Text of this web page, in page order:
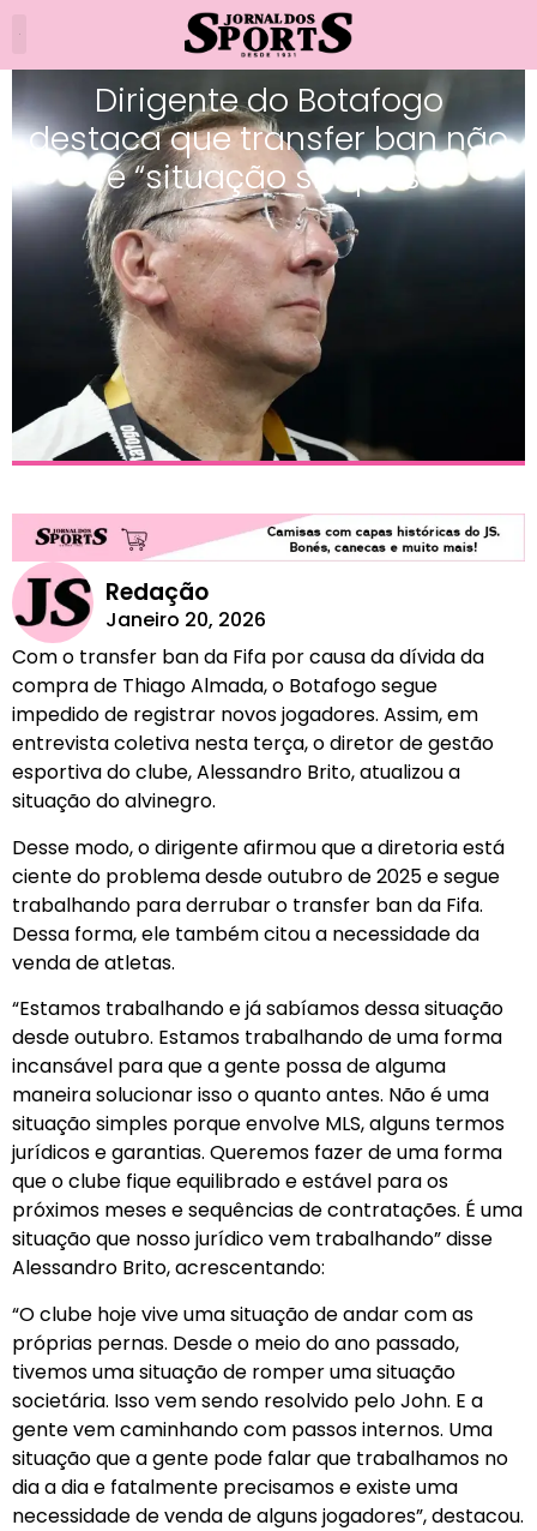
Dirigente do Botafogo
destaca que transfer ban não
é “situação simples”
Redação
Janeiro 20, 2026
Com o transfer ban da Fifa por causa da dívida da
compra de Thiago Almada, o Botafogo segue
impedido de registrar novos jogadores. Assim, em
entrevista coletiva nesta terça, o diretor de gestão
esportiva do clube, Alessandro Brito, atualizou a
situação do alvinegro.
Desse modo, o dirigente afirmou que a diretoria está
ciente do problema desde outubro de 2025 e segue
trabalhando para derrubar o transfer ban da Fifa.
Dessa forma, ele também citou a necessidade da
venda de atletas.
“Estamos trabalhando e já sabíamos dessa situação
desde outubro. Estamos trabalhando de uma forma
incansável para que a gente possa de alguma
maneira solucionar isso o quanto antes. Não é uma
situação simples porque envolve MLS, alguns termos
jurídicos e garantias. Queremos fazer de uma forma
que o clube fique equilibrado e estável para os
próximos meses e sequências de contratações. É uma
situação que nosso jurídico vem trabalhando” disse
Alessandro Brito, acrescentando:
“O clube hoje vive uma situação de andar com as
próprias pernas. Desde o meio do ano passado,
tivemos uma situação de romper uma situação
societária. Isso vem sendo resolvido pelo John. E a
gente vem caminhando com passos internos. Uma
situação que a gente pode falar que trabalhamos no
dia a dia e fatalmente precisamos e existe uma
necessidade de venda de alguns jogadores”, destacou.